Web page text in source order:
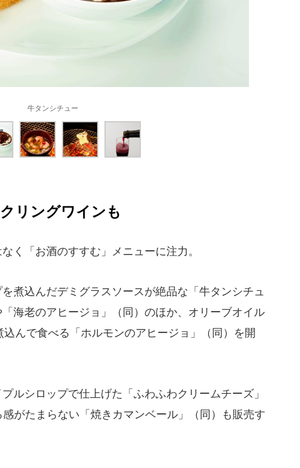
牛タンシチュー
リングワインも
く「お酒のすすむ」メニューに注力。
煮込んだデミグラスソースが絶品な「牛タンシチュ
海老のアヒージョ」（同）のほか、オリーブオイル
んで食べる「ホルモンのアヒージョ」（同）を開
ルシロップで仕上げた「ふわふわクリームチーズ」
がたまらない「焼きカマンベール」（同）も販売す